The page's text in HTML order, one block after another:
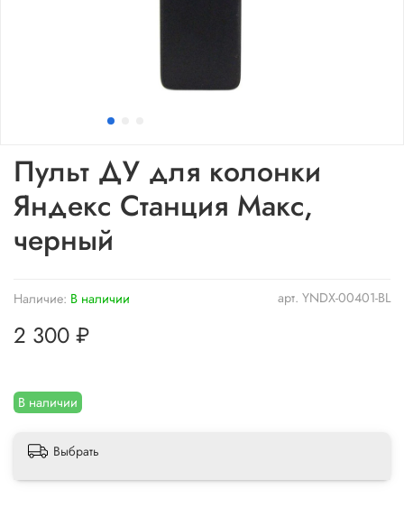
арт. YNDX-00401-BL
Наличие: В наличии
В наличии
Пульт ДУ для колонки
Яндекс Станция Макс,
черный
2 300 ₽
Выбрать